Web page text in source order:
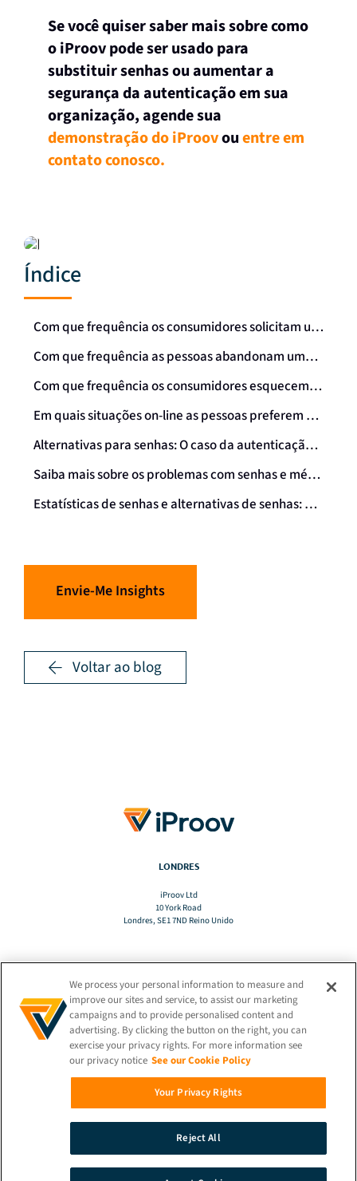
Se você quiser saber mais sobre como
o iProov pode ser usado para
substituir senhas ou aumentar a
segurança da autenticação em sua
organização, agende sua
demonstração do iProovouentre em
contato conosco.
Índice
Com que frequência os consumidores solicitam um lembrete de senha on-line?
Com que frequência as pessoas abandonam uma compra ou outro processo online porque não conseguem lembrar-se de uma senha e porque demorou muito tempo para recuperá-la?
Com que frequência os consumidores esquecem a senha de seu aplicativo de banco móvel e precisam redefinir os detalhes de login?
Em quais situações on-line as pessoas preferem usar a verificação facial em vez de senhas?
Alternativas para senhas: O caso da autenticação biométrica facial
Saiba mais sobre os problemas com senhas e métodos alternativos de autenticação
Estatísticas de senhas e alternativas de senhas: Um resumo
Envie-Me Insights
Voltar ao blog
LONDRES
iProov Ltd
10 York Road
Londres, SE1 7ND Reino Unido
TRADUZIR
PT-BR
FIQUE CONECTADO!
We process your personal information to measure and
improve our sites and service, to assist our marketing
campaigns and to provide personalised content and
advertising. By clicking the button on the right, you can
exercise your privacy rights. For more information see
our privacy notice See our Cookie Policy
Your Privacy Rights
Reject All